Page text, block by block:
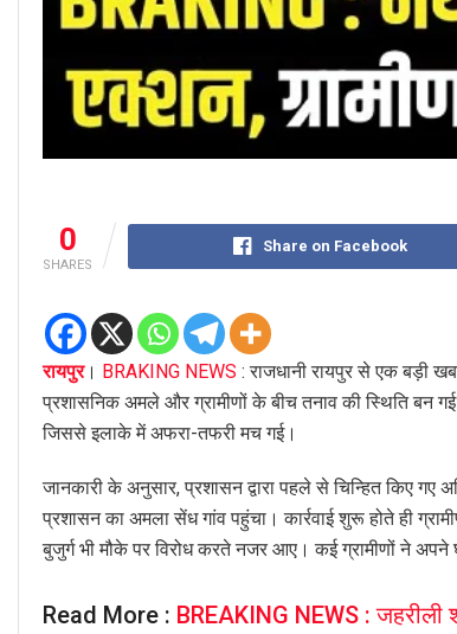
0
SHARES
Share on Facebook
रायपुर। BRAKING NEWS : राजधानी रायपुर से एक बड़ी
प्रशासनिक अमले और ग्रामीणों के बीच तनाव की स्थिति बन
जिससे इलाके में अफरा-तफरी मच गई।
जानकारी के अनुसार, प्रशासन द्वारा पहले से चिन्हित किए
प्रशासन का अमला सेंध गांव पहुंचा। कार्रवाई शुरू होते ही
बुजुर्ग भी मौके पर विरोध करते नजर आए। कई ग्रामीणों ने अपने
Read More : BREAKING NEWS : जहरीली